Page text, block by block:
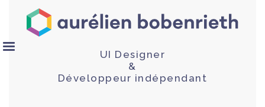
UI Designer
&
Développeur indépendant